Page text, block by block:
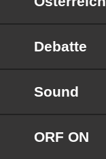
Debatte
Sound
ORF ON